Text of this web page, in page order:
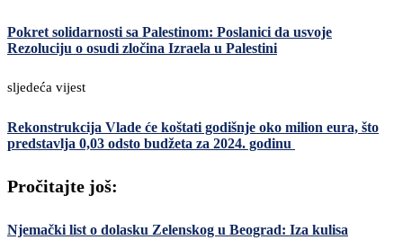
Pokret solidarnosti sa Palestinom: Poslanici da usvoje
Rezoluciju o osudi zločina Izraela u Palestini
sljedeća vijest
Rekonstrukcija Vlade će koštati godišnje oko milion eura, što
predstavlja 0,03 odsto budžeta za 2024. godinu
Pročitajte još:
Njemački list o dolasku Zelenskog u Beograd: Iza kulisa